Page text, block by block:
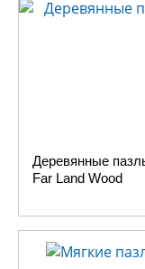
Деревянные
Far Land Wood